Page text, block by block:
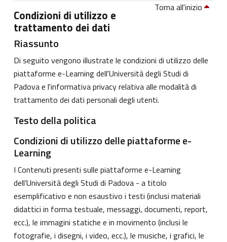
Torna all'inizio
Condizioni di utilizzo e
trattamento dei dati
Riassunto
Di seguito vengono illustrate le condizioni di utilizzo delle
piattaforme e-Learning dell'Università degli Studi di
Padova e l'informativa privacy relativa alle modalità di
trattamento dei dati personali degli utenti.
Testo della politica
Condizioni di utilizzo delle piattaforme e-
Learning
I Contenuti presenti sulle piattaforme e-Learning
dell’Università degli Studi di Padova - a titolo
esemplificativo e non esaustivo i testi (inclusi materiali
didattici in forma testuale, messaggi, documenti, report,
ecc.), le immagini statiche e in movimento (inclusi le
fotografie, i disegni, i video, ecc.), le musiche, i grafici, le